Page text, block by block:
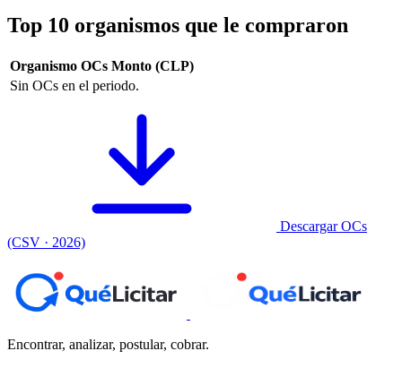
Top 10 organismos que le compraron
Organismo OCs Monto (CLP)
Sin OCs en el periodo.
Descargar OCs
(CSV · 2026)
Encontrar, analizar, postular, cobrar.